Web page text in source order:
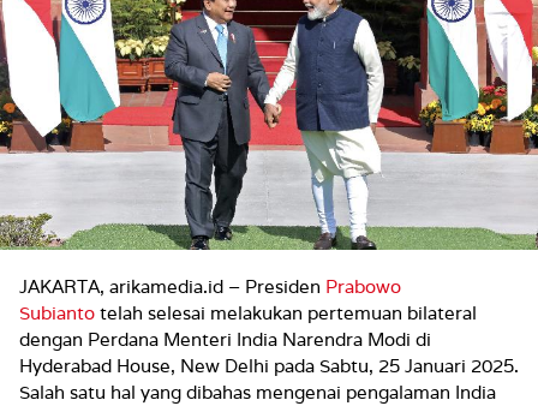
JAKARTA, arikamedia.id – Presiden Prabowo
Subianto telah selesai melakukan pertemuan bilateral
dengan Perdana Menteri India Narendra Modi di
Hyderabad House, New Delhi pada Sabtu, 25 Januari 2025.
Salah satu hal yang dibahas mengenai pengalaman India